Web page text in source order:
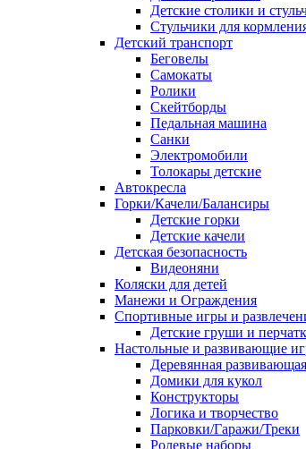
Детские столики и
Стульчики для
Детский транспорт
Беговелы
Самокаты
Ролики
Скейтборды
Педальная машина
Санки
Электромобили
Толокары детские
Автокресла
Горки/Качели/Балансиры
Детские горки
Детские качели
Детская безопасность
Видеоняни
Коляски для детей
Манежи и Ограждения
Спортивные игры и
Детские груши и
Настольные и развивающие
Деревянная
Домики для кукол
Конструкторы
Логика и творчество
Парковки/Гаражи/Треки
Ролевые наборы